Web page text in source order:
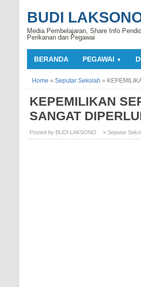
BUDI
Media Pembelajaran, Share Info
Perikanan dan Pegawai
BERANDA PEGAWAI ▼
Home » Seputar Sekolah »
KEPEMILIKAN
SANGAT
Posted by BUDI LAKSONO » Seputar